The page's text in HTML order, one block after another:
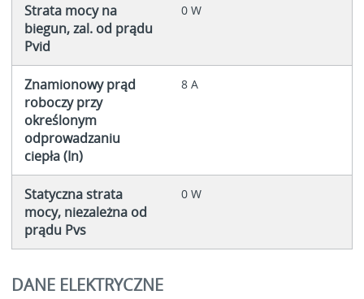
Strata mocy na
biegun, zal. od prądu
Pvid
0 W
Znamionowy prąd
roboczy przy
określonym
odprowadzaniu
ciepła (In)
8 A
Statyczna strata
mocy, niezależna od
prądu Pvs
0 W
DANE ELEKTRYCZNE